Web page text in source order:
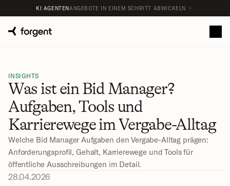
INSIGHTS
Was ist ein Bid Manager?
Aufgaben, Tools und
Karrierewege im Vergabe-Alltag
Welche Bid Manager Aufgaben den Vergabe-Alltag prägen:
Anforderungsprofil, Gehalt, Karrierewege und Tools für
öffentliche Ausschreibungen im Detail.
28.04.2026
KI AGENTENANGEBOTE IN EINEM SCHRITT ABWICKELN